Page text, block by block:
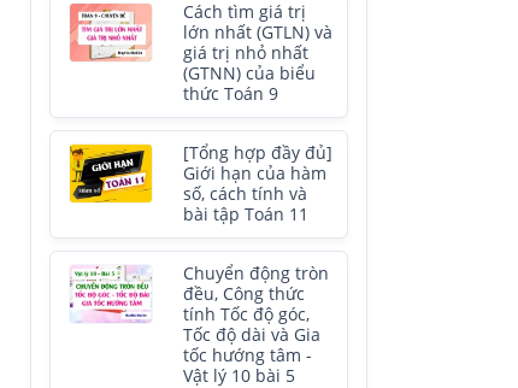
Cách tìm giá trị
lớn nhất (GTLN) và
giá trị nhỏ nhất
(GTNN) của biểu
thức Toán 9
[Tổng hợp đầy đủ]
Giới hạn của hàm
số, cách tính và
bài tập Toán 11
Chuyển động tròn
đều, Công thức
tính Tốc độ góc,
Tốc độ dài và Gia
tốc hướng tâm -
Vật lý 10 bài 5